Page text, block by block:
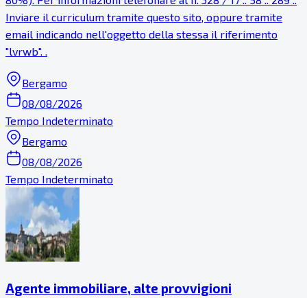
Inviare il curriculum tramite questo sito, oppure tramite
email indicando nell'oggetto della stessa il riferimento
"lvrwb". .
Bergamo
08/08/2026
Tempo Indeterminato
Bergamo
08/08/2026
Tempo Indeterminato
Agente immobiliare, alte provvigioni